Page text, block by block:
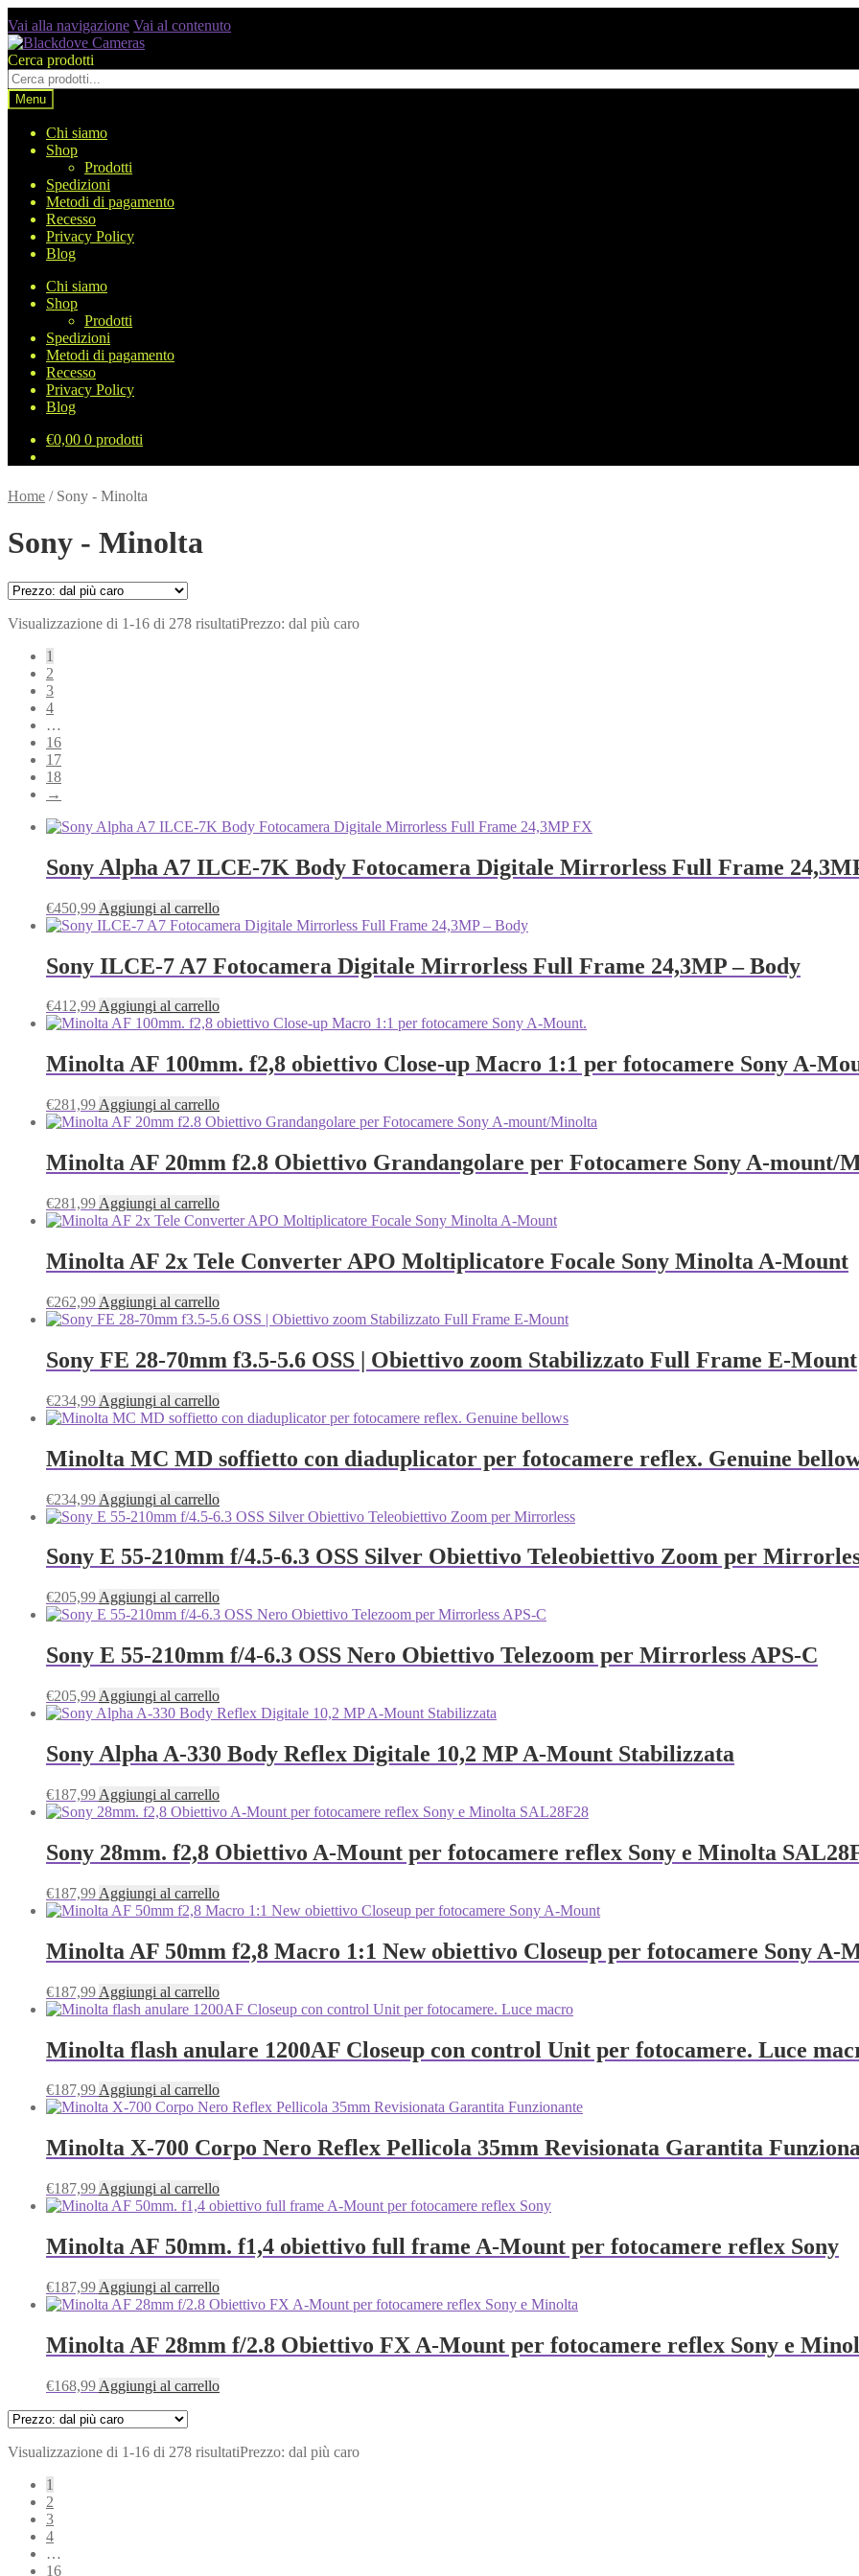
Vai alla navigazione Vai al contenuto
Cerca prodotti
Menu
Chi siamo
Shop
Prodotti
Spedizioni
Metodi di pagamento
Recesso
Privacy Policy
Blog
Chi siamo
Shop
Prodotti
Spedizioni
Metodi di pagamento
Recesso
Privacy Policy
Blog
€0,00 0 prodotti
Home / Sony - Minolta
Sony - Minolta
Visualizzazione di 1-16 di 278 risultatiPrezzo: dal più caro
1
2
3
4
…
16
17
18
→
Sony Alpha A7 ILCE‑7K Body Fotocamera Digitale Mirrorless Full Frame
€450,99 Aggiungi al carrello
Sony ILCE‑7 A7 Fotocamera Digitale Mirrorless Full Frame 24,3MP – Body
€412,99Aggiungi al carrello
Minolta AF 100mm. f2,8 obiettivo Close-up Macro 1:1 per fotocamere Sony A-
€281,99 Aggiungi al carrello
Minolta AF 20mm f2.8 Obiettivo Grandangolare per Fotocamere Sony A‑mount/
€281,99 Aggiungi al carrello
Minolta AF 2x Tele Converter APO Moltiplicatore Focale Sony Minolta A-Mount
€262,99 Aggiungi al carrello
Sony FE 28-70mm f3.5-5.6 OSS | Obiettivo zoom Stabilizzato Full Frame E-Mount
€234,99 Aggiungi al carrello
Minolta MC MD soffietto con diaduplicator per fotocamere reflex. Genuine
€234,99 Aggiungi al carrello
Sony E 55-210mm f/4.5-6.3 OSS Silver Obiettivo Teleobiettivo Zoom per
€205,99 Aggiungi al carrello
Sony E 55‑210mm f/4‑6.3 OSS Nero Obiettivo Telezoom per Mirrorless APS‑C
€205,99 Aggiungi al carrello
Sony Alpha A‑330 Body Reflex Digitale 10,2 MP A‑Mount Stabilizzata
€187,99 Aggiungi al carrello
Sony 28mm. f2,8 Obiettivo A-Mount per fotocamere reflex Sony e Minolta
€187,99 Aggiungi al carrello
Minolta AF 50mm f2,8 Macro 1:1 New obiettivo Closeup per fotocamere Sony A-
€187,99 Aggiungi al carrello
Minolta flash anulare 1200AF Closeup con control Unit per fotocamere. Luce
€187,99Aggiungi al carrello
Minolta X-700 Corpo Nero Reflex Pellicola 35mm Revisionata Garantita
€187,99 Aggiungi al carrello
Minolta AF 50mm. f1,4 obiettivo full frame A-Mount per fotocamere reflex Sony
€187,99 Aggiungi al carrello
Minolta AF 28mm f/2.8 Obiettivo FX A-Mount per fotocamere reflex Sony e
€168,99 Aggiungi al carrello
Visualizzazione di 1-16 di 278 risultatiPrezzo: dal più caro
1
2
3
4
…
16